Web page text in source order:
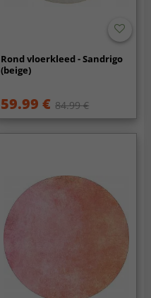
Rond vloerkleed - Sandrigo
(beige)
59.99 € 84.99 €